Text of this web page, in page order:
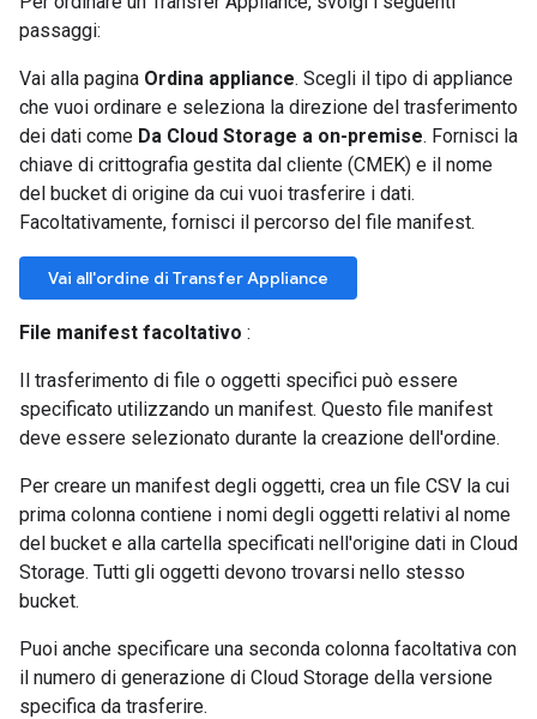
passaggi:
Vai alla pagina Ordina appliance. Scegli il tipo di appliance
che vuoi ordinare e seleziona la direzione del trasferimento
dei dati come Da Cloud Storage a on-premise. Fornisci la
chiave di crittografia gestita dal cliente (CMEK) e il nome
del bucket di origine da cui vuoi trasferire i dati.
Facoltativamente, fornisci il percorso del file manifest.
Vai all'ordine di Transfer Appliance
File manifest facoltativo :
Il trasferimento di file o oggetti specifici può essere
specificato utilizzando un manifest. Questo file manifest
deve essere selezionato durante la creazione dell'ordine.
Per creare un manifest degli oggetti, crea un file CSV la cui
prima colonna contiene i nomi degli oggetti relativi al nome
del bucket e alla cartella specificati nell'origine dati in Cloud
Storage. Tutti gli oggetti devono trovarsi nello stesso
bucket.
Puoi anche specificare una seconda colonna facoltativa con
il numero di generazione di Cloud Storage della versione
specifica da trasferire.